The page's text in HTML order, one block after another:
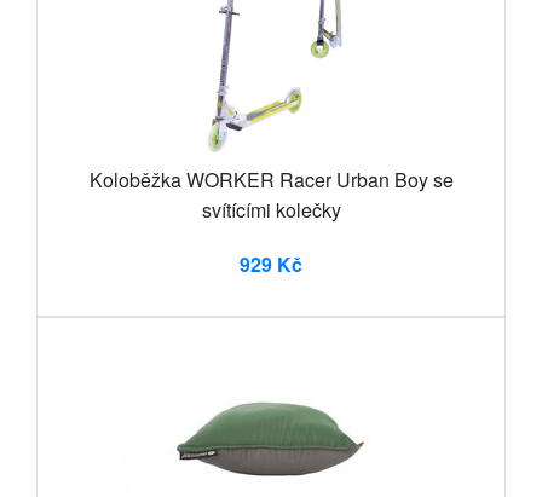
Koloběžka WORKER Racer Urban Boy se
svítícími kolečky
929 Kč